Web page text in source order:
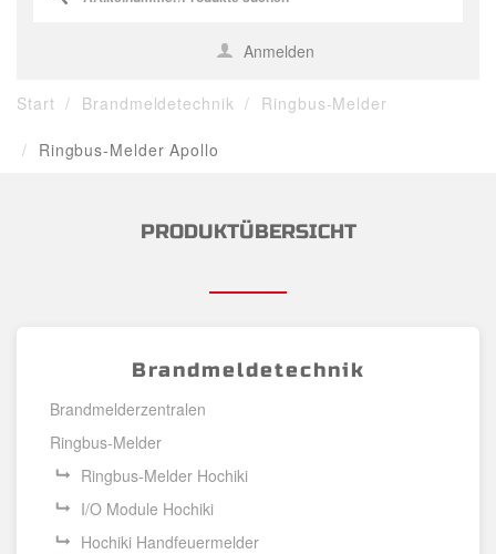
Anmelden
Start Brandmeldetechnik Ringbus-Melder
Ringbus-Melder Apollo
PRODUKTÜBERSICHT
Brandmeldetechnik
Brandmelderzentralen
Ringbus-Melder
Ringbus-Melder Hochiki
I/O Module Hochiki
Hochiki Handfeuermelder